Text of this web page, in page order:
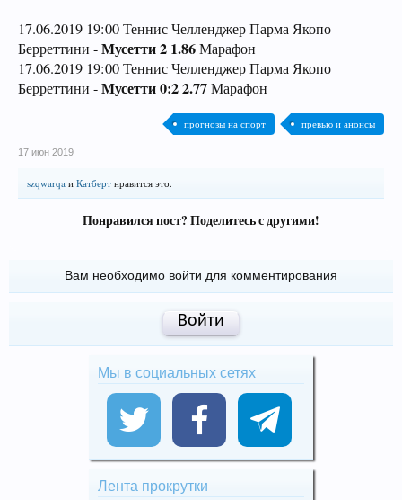
17.06.2019 19:00 Теннис Челленджер Парма Якопо
Берреттини -Мусетти 2 1.86Марафон
17.06.2019 19:00 Теннис Челленджер Парма Якопо
Берреттини -Мусетти 0:2 2.77Марафон
прогнозы на спорт превью и анонсы
17 июн 2019
szqwarqa и Катберт нравится это.
Понравился пост? Поделитесь с другими!
Вам необходимо войти для комментирования
Войти
Мы в социальных сетях
Лента прокрутки